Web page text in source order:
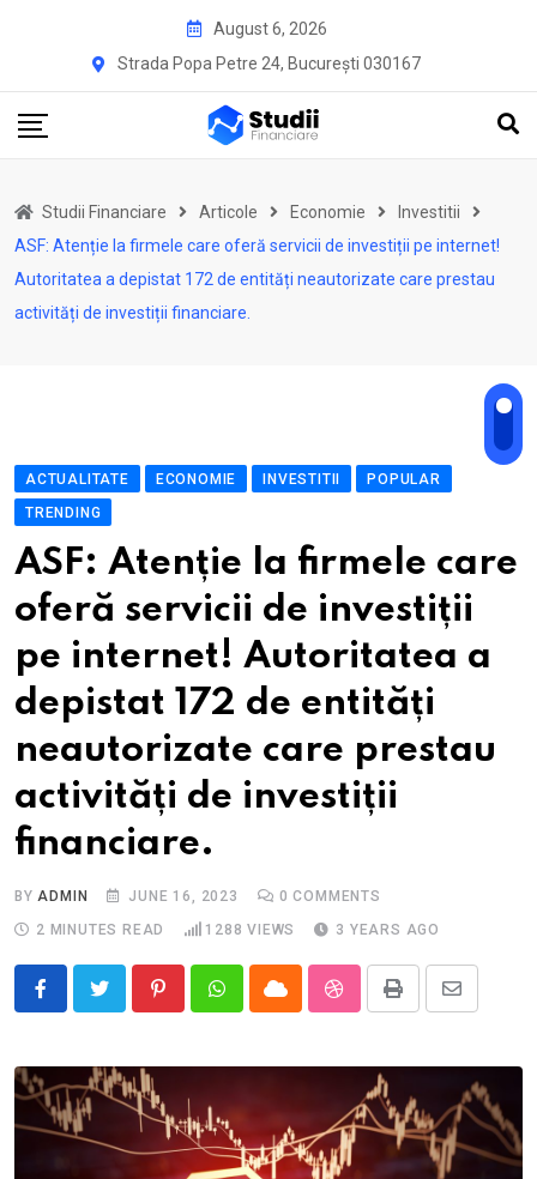
August 6, 2026
Strada Popa Petre 24, București 030167
Studii Financiare Articole Economie
Investitii
ASF: Atenție la firmele care oferă servicii de investiții pe internet!
Autoritatea a depistat 172 de entități neautorizate care prestau
activități de investiții financiare.
ACTUALITATE ECONOMIE INVESTITII
POPULAR
TRENDING
ASF: Atenție la firmele care
oferă servicii de investiții
pe internet! Autoritatea a
depistat 172 de entități
neautorizate care prestau
activități de investiții
financiare.
BYADMIN JUNE 16, 2023 0 COMMENTS
2 MINUTES READ
1288 VIEWS 3 YEARS AGO
PinterestWhatsappCloud StumbleUpon
Print
Share
Email